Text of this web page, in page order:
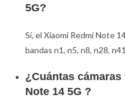
5G?
Sí, el Xiaomi Redmi Note
bandas n1, n5, n8, n28,
¿Cuántas
Note 14 5G ?